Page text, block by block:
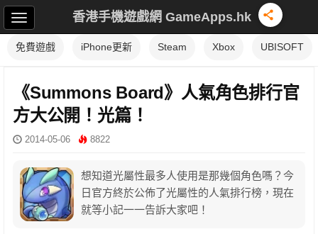
香港手機遊戲網 GameApps.hk
免費遊戲 iPhone更新 Steam Xbox UBISOFT
《Summons Board》人氣角色排行官
方大公開！光篇！
2014-05-06 8822
想知道光屬性最多人使用是那幾個角色嗎？今
日官方終於公佈了光屬性的人氣排行榜，現在
就等小記一一告訴大家吧！